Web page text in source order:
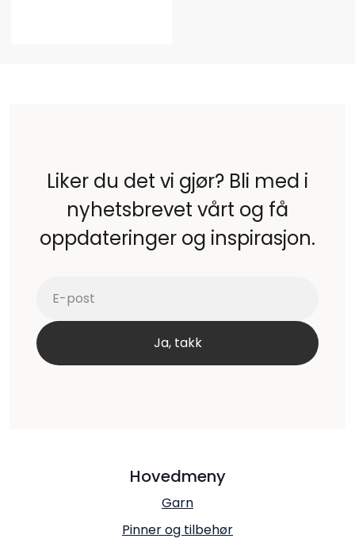
Liker du det vi gjør? Bli med i
nyhetsbrevet vårt og få
oppdateringer og inspirasjon.
Hovedmeny
Garn
Pinner og tilbehør